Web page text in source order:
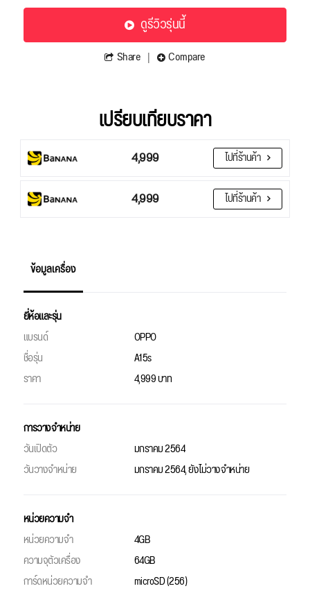
ดูรีวิวรุ่นนี้
Share Compare
เปรียบเทียบราคา
4,999 ไปที่ร้านค้า
4,999 ไปที่ร้านค้า
ข้อมูลเครื่อง
ยี่ห้อและรุ่น
แบรนด์
OPPO
ชื่อรุ่น
A15s
ราคา
4,999 บาท
การวางจำหน่าย
วันเปิดตัว
มกราคม 2564
วันวางจำหน่าย
มกราคม 2564, ยังไม่วางจำหน่าย
หน่วยความจำ
หน่วยความจำ
4GB
ความจุตัวเครื่อง
64GB
การ์ดหน่วยความจำ
microSD (256)